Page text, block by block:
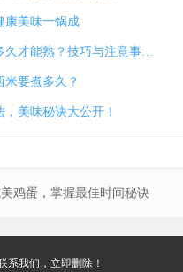
康美味一锅成
金针菇烹饪指南，煮多久才能熟？技巧与注意事项大揭秘
米要煮多久？
美味秘诀大公开！
鸡蛋，掌握最佳时间秘诀
系我们，立即删除！